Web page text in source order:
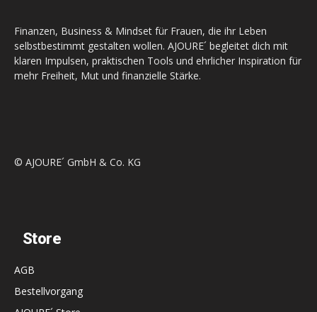
Finanzen, Business & Mindset für Frauen, die ihr Leben
selbstbestimmt gestalten wollen. AJOURE´ begleitet dich mit
klaren Impulsen, praktischen Tools und ehrlicher Inspiration für
mehr Freiheit, Mut und finanzielle Stärke.
© AJOURE´ GmbH & Co. KG
Store
AGB
Bestellvorgang